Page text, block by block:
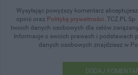
Wysyłając powyższy komentarz akceptujesz
opinii oraz Politykę prywatności. TCZ.PL
twoich danych osobowych dla celów
Informacje o swoich prawach i podstawach
danych osobowych znajdziesz w
DODAJ